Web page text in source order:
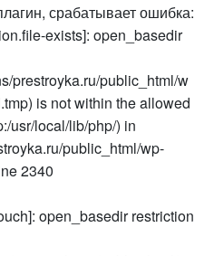
срабатывает ошибка:
exists]: open_basedir
prestroyka.ru/public_html/w
is not within the allowed
usr/local/lib/php/) in
public_html/wp-
2340
open_basedir restriction